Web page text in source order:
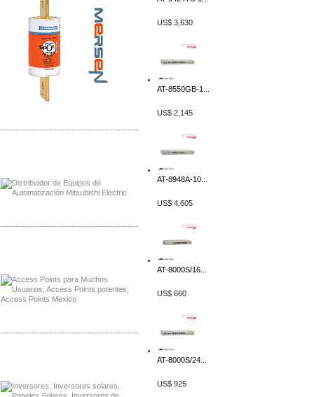
-------------------------------------------------
-------------------------------------------------
-------------------------------------------------
US$ 3,630
AT-8550GB-1...
US$ 2,145
AT-8948A-10...
US$ 4,605
AT-8000S/16...
US$ 660
AT-8000S/24...
US$ 925